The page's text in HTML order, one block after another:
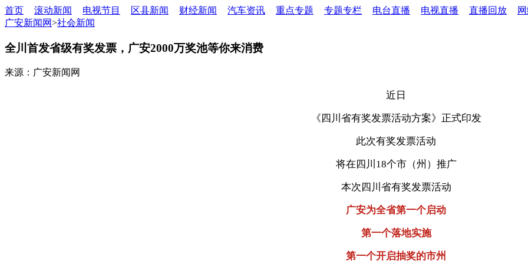
首页 滚动新闻 电视节目 区县新闻 财经新闻 汽车资讯 重点专题 专题专栏 电台直播 电视直播 直播回放
广安新闻网>社会新闻
全川首发省级有奖发票，广安2000万奖池等你来消费
来源：广安新闻网
近日
《四川省有奖发票活动方案》正式印发
此次有奖发票活动
将在四川18个市（州）推广
本次四川省有奖发票活动
广安为全省第一个启动
第一个落地实施
第一个开启抽奖的市州